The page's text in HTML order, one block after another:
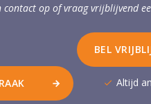
contact op of vraag vrijblijvend
BEL
Altijd